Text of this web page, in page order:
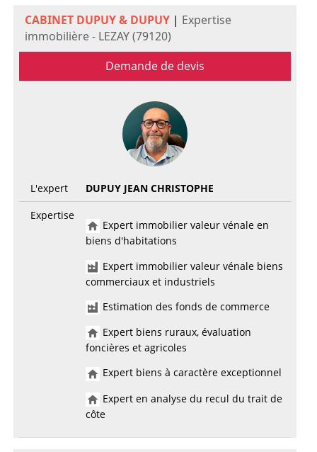
CABINET DUPUY & DUPUY| Expertise
immobilière - LEZAY (79120)
Demande de devis
L'expert
DUPUY JEAN CHRISTOPHE
Expertise
Expert immobilier valeur vénale en
biens d'habitations
Expert immobilier valeur vénale biens
commerciaux et industriels
Estimation des fonds de commerce
Expert biens ruraux, évaluation
foncières et agricoles
Expert biens à caractère exceptionnel
Expert en analyse du recul du trait de
côte